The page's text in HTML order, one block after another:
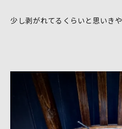
少し剥がれてるくらいと思いきや